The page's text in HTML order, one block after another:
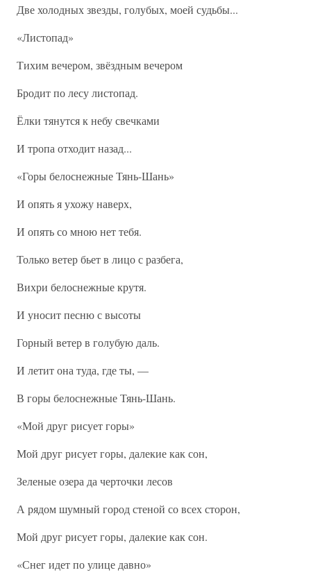
Две холодных звезды, голубых, моей судьбы...
«Листопад»
Тихим вечером, звёздным вечером
Бродит по лесу листопад.
Ёлки тянутся к небу свечками
И тропа отходит назад...
«Горы белоснежные Тянь-Шань»
И опять я ухожу наверх,
И опять со мною нет тебя.
Только ветер бьет в лицо с разбега,
Вихри белоснежные крутя.
И уносит песню с высоты
Горный ветер в голубую даль.
И летит она туда, где ты, —
В горы белоснежные Тянь-Шань.
«Мой друг рисует горы»
Мой друг рисует горы, далекие как сон,
Зеленые озера да черточки лесов
А рядом шумный город стеной со всех сторон,
Мой друг рисует горы, далекие как сон.
«Снег идет по улице давно»